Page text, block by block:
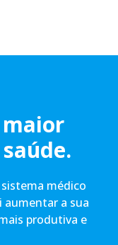
médico
aumentar a sua
produtiva e